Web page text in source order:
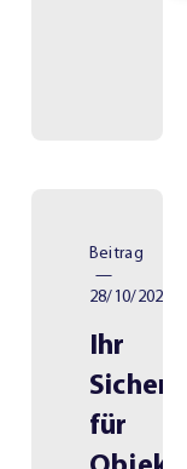
Beitrag
—
28/10/2025
Ihr
für